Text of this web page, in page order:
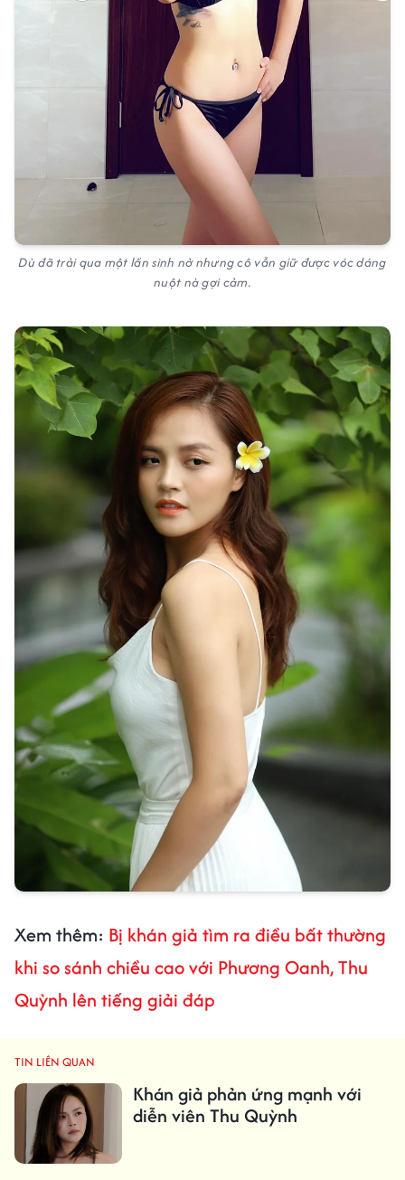
Dù đã trải qua một lần sinh nở nhưng cô vẫn giữ được vóc dáng
nuột nà gợi cảm.
Xem thêm: Bị khán giả tìm ra điều bất thường
khi so sánh chiều cao với Phương Oanh, Thu
Quỳnh lên tiếng giải đáp
TIN LIÊN QUAN
Khán giả phản ứng mạnh với
diễn viên Thu Quỳnh